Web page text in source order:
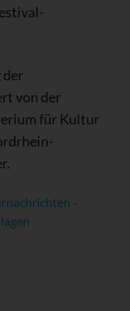
der
von der
für Kultur
-